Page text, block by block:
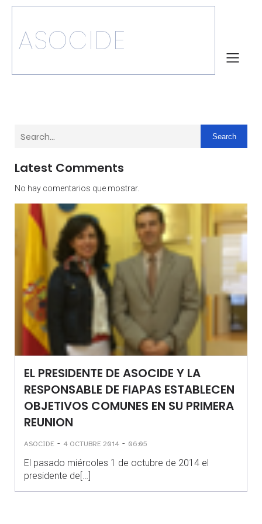
ASOCIDE
Search
Latest Comments
No hay comentarios que mostrar.
EL PRESIDENTE DE ASOCIDE Y LA
RESPONSABLE DE FIAPAS ESTABLECEN
OBJETIVOS COMUNES EN SU PRIMERA
REUNION
ASOCIDE - 4 OCTUBRE 2014 - 06:05
El pasado miércoles 1 de octubre de 2014 el
presidente de[…]